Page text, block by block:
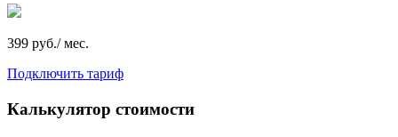
399 руб./ мес.
Подключить тариф
Калькулятор стоимости